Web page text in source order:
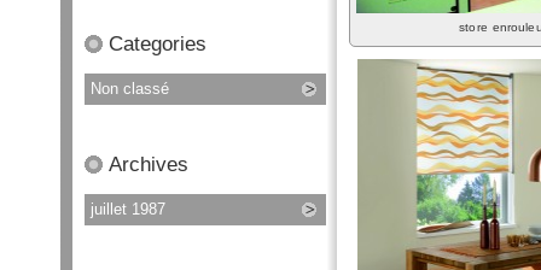
store
Categories
Non classé
Archives
juillet 1987